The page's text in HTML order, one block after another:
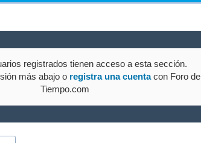
registrados tienen acceso a esta sección.
más abajo o registra una cuentacon Foro de
Tiempo.com